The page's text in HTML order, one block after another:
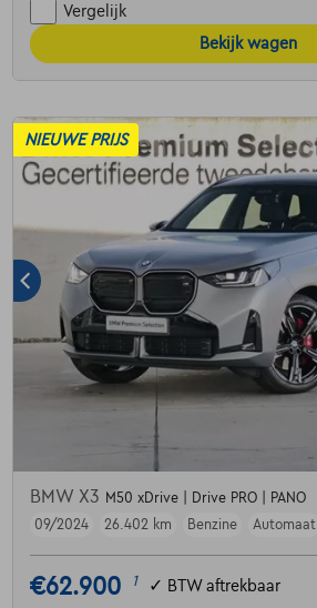
Vergelijk
Bekijk wagen
NIEUWE PRIJS
BMW X3 M50 xDrive | Drive PRO | PANO
09/2024
26.402 km Benzine Automaat
€62.900 1 ✓ BTW aftrekbaar